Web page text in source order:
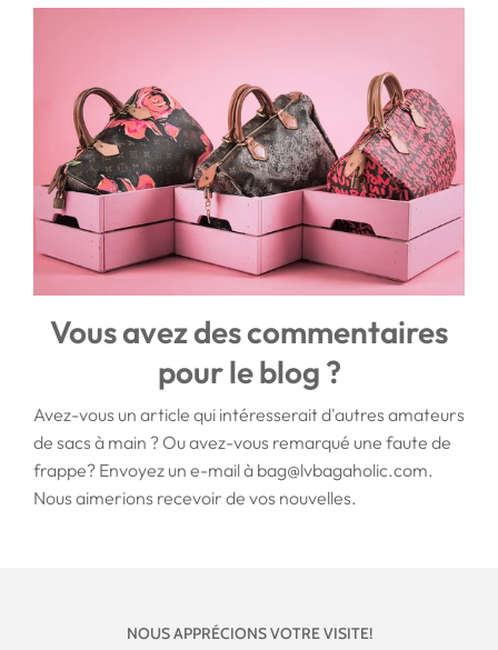
Vous avez des commentaires
pour le blog ?
Avez-vous un article qui intéresserait d'autres amateurs
de sacs à main ? Ou avez-vous remarqué une faute de
frappe? Envoyez un e-mail à bag@lvbagaholic.com.
Nous aimerions recevoir de vos nouvelles.
NOUS APPRÉCIONS VOTRE VISITE!